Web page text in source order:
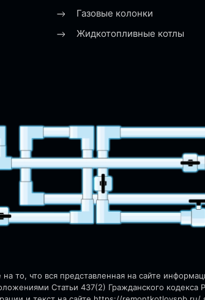
Газовые колонки
Жидкотопливные котлы
то, что вся представленная на сайте
Статьи 437(2) Гражданского кодекса